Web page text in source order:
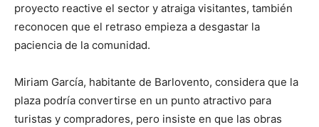
proyecto reactive el sector y atraiga visitantes, también
reconocen que el retraso empieza a desgastar la
paciencia de la comunidad.
Miriam García, habitante de Barlovento, considera que la
plaza podría convertirse en un punto atractivo para
turistas y compradores, pero insiste en que las obras